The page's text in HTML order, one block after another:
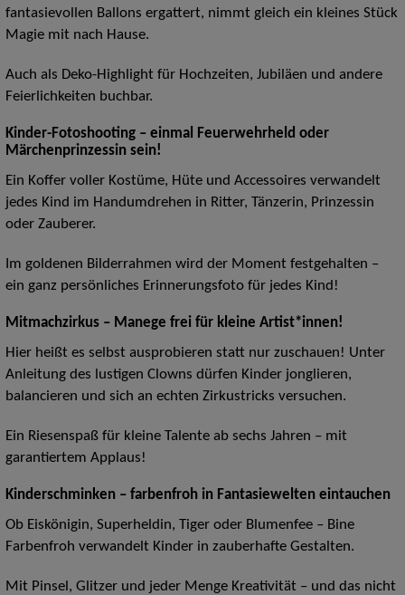
fantasievollen Ballons ergattert, nimmt gleich ein kleines Stück
Magie mit nach Hause.
Auch als Deko-Highlight für Hochzeiten, Jubiläen und andere
Feierlichkeiten buchbar.
Kinder-Fotoshooting – einmal Feuerwehrheld oder
Märchenprinzessin sein!
Ein Koffer voller Kostüme, Hüte und Accessoires verwandelt
jedes Kind im Handumdrehen in Ritter, Tänzerin, Prinzessin
oder Zauberer.
Im goldenen Bilderrahmen wird der Moment festgehalten –
ein ganz persönliches Erinnerungsfoto für jedes Kind!
Mitmachzirkus – Manege frei für kleine Artist*innen!
Hier heißt es selbst ausprobieren statt nur zuschauen! Unter
Anleitung des lustigen Clowns dürfen Kinder jonglieren,
balancieren und sich an echten Zirkustricks versuchen.
Ein Riesenspaß für kleine Talente ab sechs Jahren – mit
garantiertem Applaus!
Kinderschminken – farbenfroh in Fantasiewelten eintauchen
Ob Eiskönigin, Superheldin, Tiger oder Blumenfee – Bine
Farbenfroh verwandelt Kinder in zauberhafte Gestalten.
Mit Pinsel, Glitzer und jeder Menge Kreativität – und das nicht